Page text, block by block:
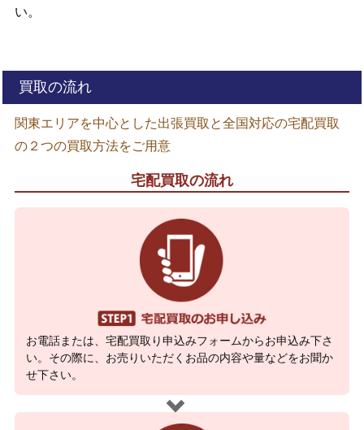
い。
買取の流れ
関東エリアを中心とした出張買取と全国対応の宅配買取
の２つの買取方法をご用意
宅配買取の流れ
お電話または、宅配買取り申込みフォームからお申込み下さ
い。その際に、お売りいただくお品の内容や量などをお聞か
せ下さい。